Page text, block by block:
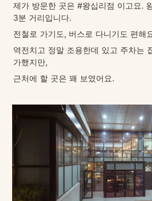
제가 방문한 곳은 #왕십리점 이고요.
3분 거리입니다.
전철로 가기도, 버스로 다니기도 편해
역전치고 정말 조용한데 있고 주차는
가했지만,
근처에 할 곳은 꽤 보였어요.